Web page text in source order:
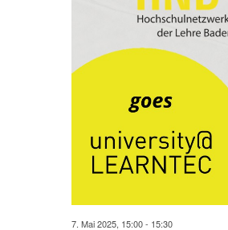
7. Mai 2025, 15:00- 15:30